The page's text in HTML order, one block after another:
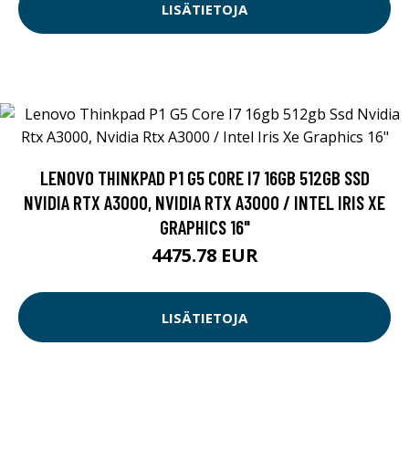
LISÄTIETOJA
LENOVO THINKPAD P1 G5 CORE I7 16GB 512GB SSD
NVIDIA RTX A3000, NVIDIA RTX A3000 / INTEL IRIS XE
GRAPHICS 16"
4475.78 EUR
LISÄTIETOJA